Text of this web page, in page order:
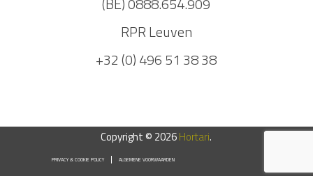
RPR Leuven
+32 (0) 496 51 38 38
Copyright © 2026Hortari.
PRIVACY & COOKIE POLICY ALGEMENE VOORWAARDEN